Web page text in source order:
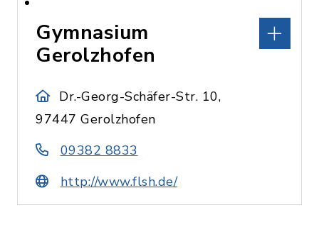
Gymnasium
Gerolzhofen
Dr.-Georg-Schäfer-Str. 10,
97447 Gerolzhofen
09382 8833
http://www.flsh.de/